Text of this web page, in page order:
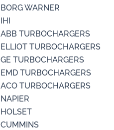
BORG WARNER
IHI
ABB TURBOCHARGERS
ELLIOT TURBOCHARGERS
GE TURBOCHARGERS
EMD TURBOCHARGERS
ACO TURBOCHARGERS
NAPIER
HOLSET
CUMMINS